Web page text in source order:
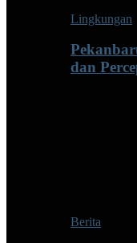
Lingkungan
dan
Berita